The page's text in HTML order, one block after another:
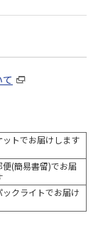
ットでお届けします
便(簡易書留)でお届
ックライトでお届け